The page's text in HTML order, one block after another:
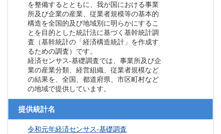
を整備するとともに、我が国における事業
所及び企業の産業、従業者規模等の基本的
構造を全国的及び地域別に明らかにするこ
とを目的とした統計法に基づく基幹統計調
査（基幹統計の「経済構造統計」を作成す
るための調査）です。
経済センサス‐基礎調査では、事業所及び企
業の産業分類、経営組織、従業者規模など
の結果を、全国、都道府県、市区町村など
の地域で提供しています。
提供統計名
令和元年経済センサス‐基礎調査